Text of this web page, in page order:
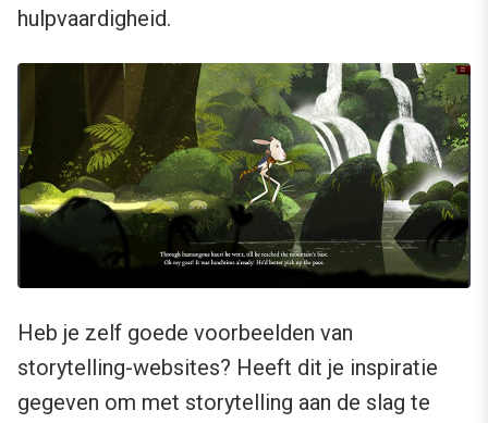
hulpvaardigheid.
Heb je zelf goede voorbeelden van
storytelling-websites? Heeft dit je inspiratie
gegeven om met storytelling aan de slag te